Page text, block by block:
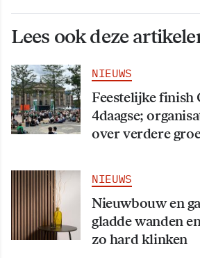
Lees ook deze
NIEUWS
Feestelijke finish
4daagse;
over verdere
NIEUWS
Nieuwbouw en
gladde wanden
zo hard klinken